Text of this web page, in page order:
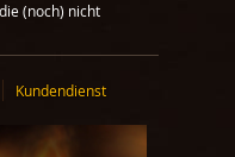
(noch) nicht
Kundendienst